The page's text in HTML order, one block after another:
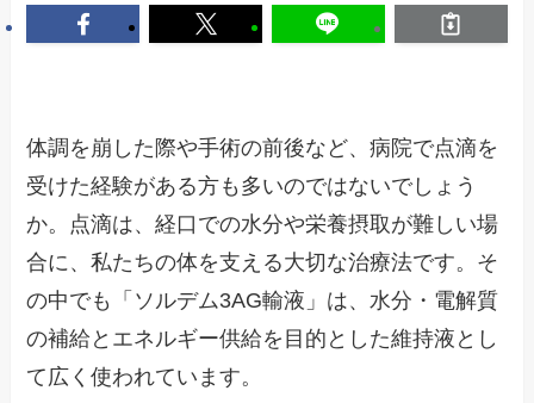
体調を崩した際や手術の前後など、病院で点滴を
受けた経験がある方も多いのではないでしょう
か。点滴は、経口での水分や栄養摂取が難しい場
合に、私たちの体を支える大切な治療法です。そ
の中でも「ソルデム3AG輸液」は、水分・電解質
の補給とエネルギー供給を目的とした維持液とし
て広く使われています。